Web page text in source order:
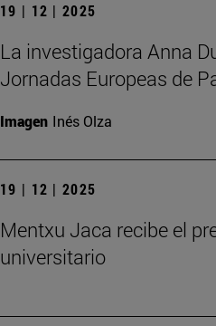
19 | 12 | 2025
La investigadora Anna
Jornadas Europeas de
Imagen Inés Olza
19 | 12 | 2025
Mentxu Jaca recibe el
universitario